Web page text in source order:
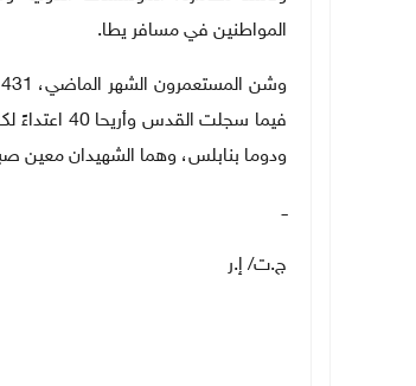
المواطنين في مسافر يطا.
فيما
ودوما بنابلس، وهما الشهيدان معين
ــ
ج.ت/ إ.ر